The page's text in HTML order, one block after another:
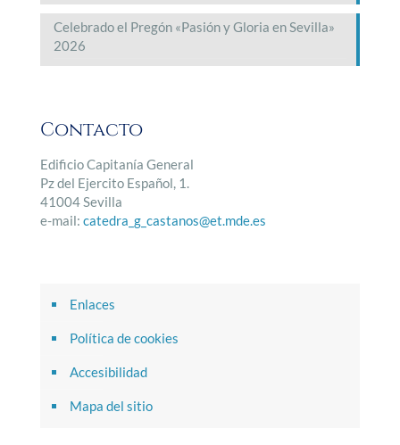
Celebrado el Pregón «Pasión y Gloria en Sevilla»
2026
Contacto
Edificio Capitanía General
Pz del Ejercito Español, 1.
41004 Sevilla
e-mail: catedra_g_castanos@et.mde.es
Enlaces
Política de cookies
Accesibilidad
Mapa del sitio